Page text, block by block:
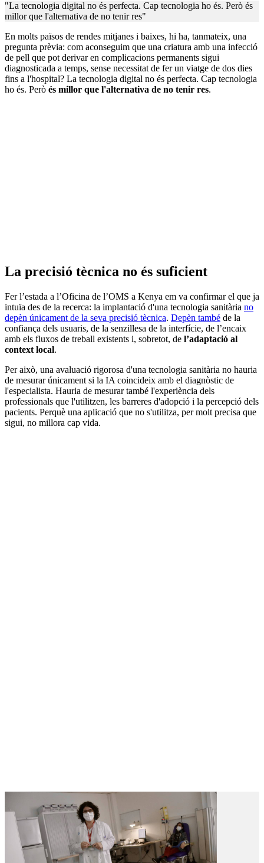
"La tecnologia digital no és perfecta. Cap tecnologia ho és. Però és
millor que l'alternativa de no tenir res"
En molts països de rendes mitjanes i baixes, hi ha, tanmateix, una
pregunta prèvia: com aconseguim que una criatura amb una infecció
de pell que pot derivar en complicacions permanents sigui
diagnosticada a temps, sense necessitat de fer un viatge de dos dies
fins a l'hospital? La tecnologia digital no és perfecta. Cap tecnologia
ho és. Però és millor que l'alternativa de no tenir res.
La precisió tècnica no és suficient
Fer l’estada a l’Oficina de l’OMS a Kenya em va confirmar el que ja
intuïa des de la recerca: la implantació d'una tecnologia sanitària no
depèn únicament de la seva precisió tècnica. Depèn també de la
confiança dels usuaris, de la senzillesa de la interfície, de l’encaix
amb els fluxos de treball existents i, sobretot, de l’adaptació al
context local.
Per això, una avaluació rigorosa d'una tecnologia sanitària no hauria
de mesurar únicament si la IA coincideix amb el diagnòstic de
l'especialista. Hauria de mesurar també l'experiència dels
professionals que l'utilitzen, les barreres d'adopció i la percepció dels
pacients. Perquè una aplicació que no s'utilitza, per molt precisa que
sigui, no millora cap vida.